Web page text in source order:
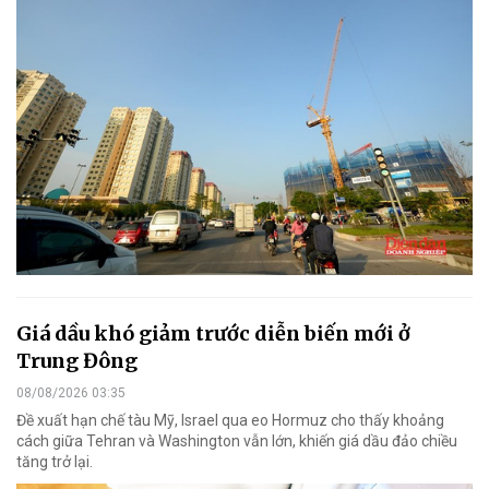
Giá dầu khó giảm trước diễn biến mới ở
Trung Đông
08/08/2026 03:35
Đề xuất hạn chế tàu Mỹ, Israel qua eo Hormuz cho thấy khoảng
cách giữa Tehran và Washington vẫn lớn, khiến giá dầu đảo chiều
tăng trở lại.